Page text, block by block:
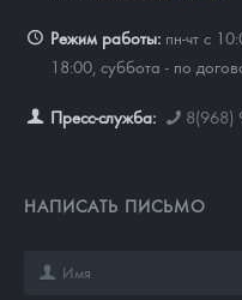
Режим работы: пн-чт с
18:00, суббота - по
Пресс-служба: 8(968)
НАПИСАТЬ ПИСЬМО